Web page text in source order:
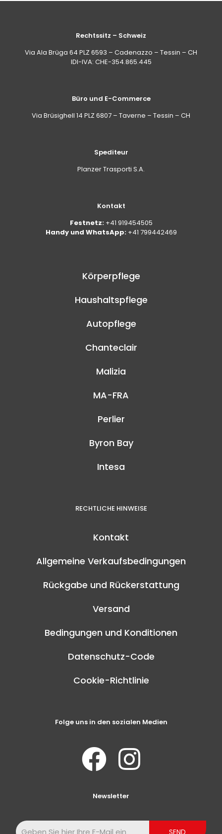
Rechtssitz – Schweiz
Via Ala Brüga 64 PLZ 6593 – Cadenazzo – Tessin – CH
IDI-IVA: CHE-354.865.445
Büro und E-Commerce
Via Brüsighell 14 PLZ 6807 – Taverne – Tessin – CH
Spediteur
Planzer Trasporti S.A.
Kontakt
Festnetz: +41 919454505
Handy und WhatsApp: +41 799442469
Körperpflege
Haushaltspflege
Autopflege
Chanteclair
Malizia
MA-FRA
Perlier
Byron Bay
Intesa
RECHTLICHE HINWEISE
Kontakt
Allgemeine Verkaufsbedingungen
Rückgabe und Rückerstattung
Versand
Bedingungen und Konditionen
Datenschutz-Code
Cookie-Richtlinie
Folge uns in den sozialen Medien
Newsletter